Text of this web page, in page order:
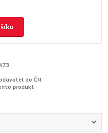
do ČR
produkt